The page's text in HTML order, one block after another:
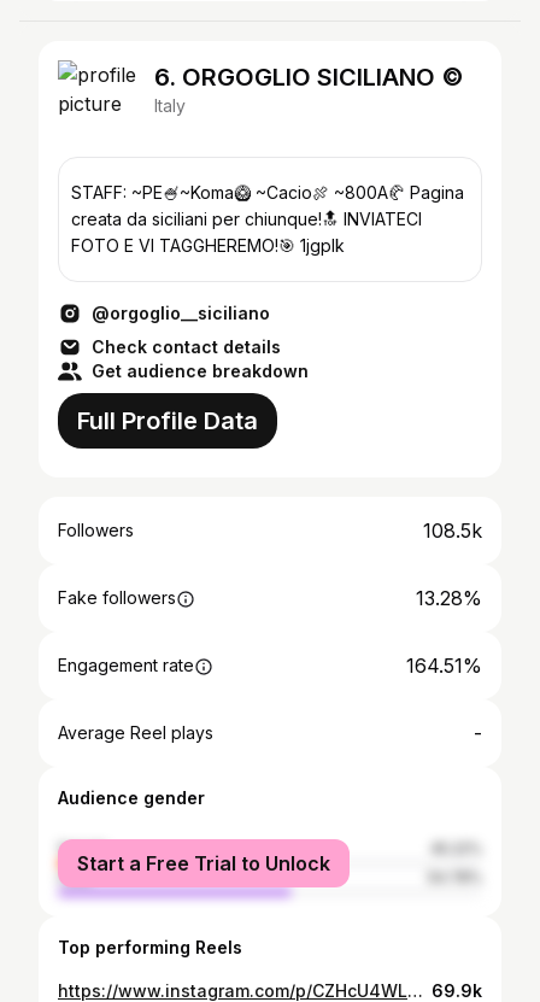
6. ORGOGLIO SICILIANO ©
Italy
STAFF: ~PE🍧~Koma🥝 ~Cacio🍖 ~800A🥐 Pagina
creata da siciliani per chiunque!🔝 INVIATECI
FOTO E VI TAGGHEREMO!🎯 1jgpIk
@orgoglio__siciliano
Check contact details
Get audience breakdown
Full Profile Data
Followers 108.5k
Fake followers 13.28%
Engagement rate 164.51%
Average Reel plays -
Audience gender
female
male
Start a Free Trial to Unlock
Top performing Reels
https://www.instagram.com/p/CZHcU4WLCll/ 69.9k